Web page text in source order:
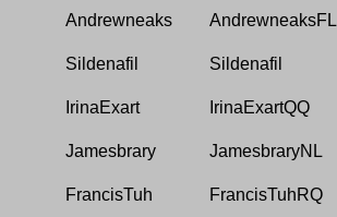
Andrewneaks AndrewneaksFL
Sildenafil Sildenafil
IrinaExart IrinaExartQQ
Jamesbrary JamesbraryNL
FrancisTuh FrancisTuhRQ